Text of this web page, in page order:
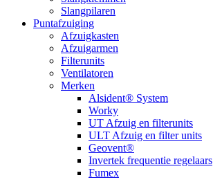
Slangpilaren
Puntafzuiging
Afzuigkasten
Afzuigarmen
Filterunits
Ventilatoren
Merken
Alsident® System
Worky
UT Afzuig en filterunits
ULT Afzuig en filter units
Geovent®
Invertek frequentie regelaars
Fumex